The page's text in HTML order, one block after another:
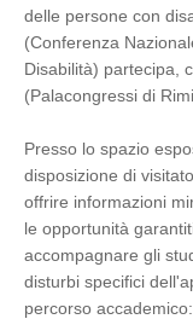
delle persone con
(Conferenza
Disabilità) partecipa,
(Palacongressi di
Presso lo spazio
disposizione di
offrire informazioni
le opportunità
accompagnare gli
disturbi specifici
percorso